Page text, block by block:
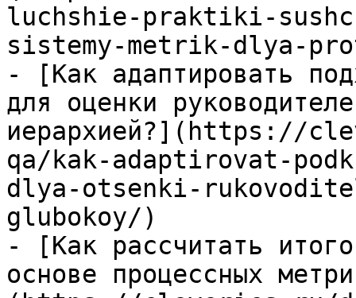
luchshie-praktiki-
sistemy-metrik-dlya-
- [Как адаптировать
для оценки
иерархией?](https://
qa/kak-adaptirovat-
dlya-otsenki-
glubokoy/)
- [Как рассчитать
основе процессных